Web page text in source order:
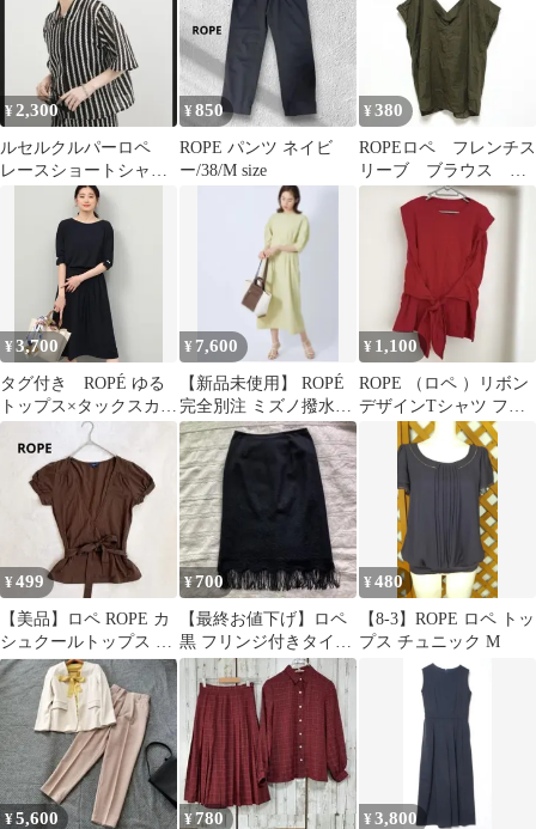
¥2,300
ルセルクルパーロペ
レースショートシャ
ツ 訳あり
¥850
ROPE パンツ ネイビ
ー/38/M size
¥380
ROPEロペ フレンチス
リーブ ブラウス
M オリーブ Ｖネッ
ク 薄手 1314
¥3,700
タグ付き ROPÉ ゆる
トップス×タックスカー
トセットアップ上下セ
ット
¥ 7,600
【新品未使用】 ROPÉ
完全別注 ミズノ撥水ウ
ェストタックワンピー
ス ロング丈
¥ 1,100
ROPE （ロペ ）リボン
デザインTシャツ フレ
ンチスリーブ 赤 綿
100%
¥499
【美品】ロペ ROPE カ
シュクールトップス M
ブラウン 半袖 リボン
¥700
【最終お値下げ】ロペ
黒 フリンジ付きタイト
スカート 花柄
¥480
【8-3】ROPE ロペ トッ
プス チュニック M
¥5,600 ¥780 ¥3,800